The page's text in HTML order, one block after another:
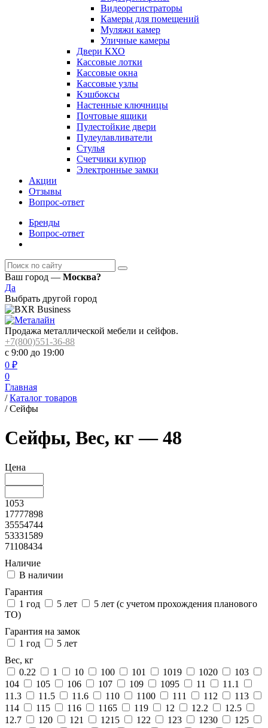
Видеорегистраторы
Камеры для помещений
Муляжи камер
Уличные камеры
Двери КХО
Кассовые лотки
Кассовые окна
Кассовые узлы
Кэшбоксы
Настенные ключницы
Почтовые ящики
Пулестойкие двери
Пулеулавливатели
Стулья
Счетчики купюр
Электронные замки
Акции
Отзывы
Вопрос-ответ
Бренды
Вопрос-ответ
Ваш город — Москва?
Да
Выбрать другой город
Продажа металлической мебели и сейфов.
+7(800)551-36-88
с 9:00 до 19:00
0 ₽
0
Главная
/ Каталог товаров
/ Сейфы
Сейфы, Вес, кг — 48
Цена
1053
17777898
35554744
53331589
71108434
Наличие
В наличии
Гарантия
1 год
5 лет
5 лет (с учетом прохождения планового
ТО)
Гарантия на замок
1 год
5 лет
Вес, кг
0.22
1 10 100 101 1019 1020
103
104
105 106 107 109 1095 11
11.1
11.3
11.5 11.6 110 1100 111 112
113
114
115 116 1165 119 12 12.2
12.5
12.7
120 121 1215 122 123 1230
125